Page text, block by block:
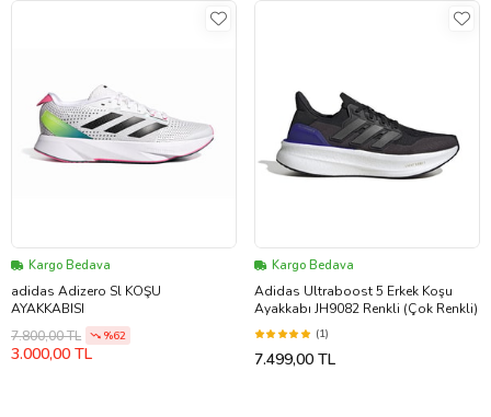
Kargo Bedava
adidas Adizero Sl KOŞU
AYAKKABISI
7.800,00 TL
%62
3.000,00 TL
Kargo Bedava
Adidas Ultraboost 5 Erkek Koşu
Ayakkabı JH9082 Renkli (Çok Renkli)
(1)
7.499,00 TL